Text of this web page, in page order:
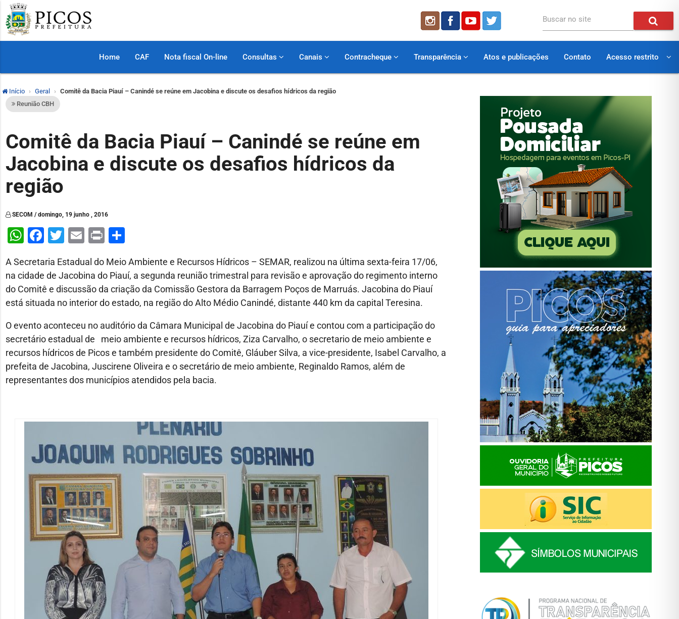
Buscar no site
Home CAF Nota fiscal On-line Consultas Canais Contracheque Transparência Atos e publicações Contato Acesso restrito
Início Geral
Comitê da Bacia Piauí – Canindé se reúne em Jacobina e discute os desafios hídricos da região
Reunião CBH
Comitê da Bacia Piauí – Canindé se reúne em
Jacobina e discute os desafios hídricos da
região
SECOM / domingo, 19 junho , 2016
WhatsApp
Facebook
Twitter
Email
Print
A Secretaria Estadual do Meio Ambiente e Recursos Hídricos – SEMAR, realizou na última sexta-feira 17/06,
na cidade de Jacobina do Piauí, a segunda reunião trimestral para revisão e aprovação do regimento interno
do Comitê e discussão da criação da Comissão Gestora da Barragem Poços de Marruás. Jacobina do Piauí
está situada no interior do estado, na região do Alto Médio Canindé, distante 440 km da capital Teresina.
O evento aconteceu no auditório da Câmara Municipal de Jacobina do Piauí e contou com a participação do
secretário estadual de meio ambiente e recursos hídricos, Ziza Carvalho, o secretario de meio ambiente e
recursos hídricos de Picos e também presidente do Comitê, Gláuber Silva, a vice-presidente, Isabel Carvalho, a
prefeita de Jacobina, Juscirene Oliveira e o secretário de meio ambiente, Reginaldo Ramos, além de
representantes dos municípios atendidos pela bacia.